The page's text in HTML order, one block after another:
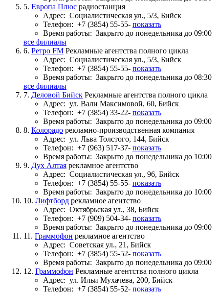
5. Европа Плюс радиостанция
Адрес: Социалистическая ул., 5/3, Бийск
Телефон: +7 (3854) 55-55- показать
Время работы: Закрыто до понедельника до 09:00
все филиалы
6. Ретро FM Рекламные агентства полного цикла
Адрес: Социалистическая ул., 5/3, Бийск
Телефон: +7 (3854) 55-55- показать
Время работы: Закрыто до понедельника до 08:30
все филиалы
7. Деловой Бийск Рекламные агентства полного цикла
Адрес: ул. Вали Максимовой, 60, Бийск
Телефон: +7 (3854) 33-22- показать
Время работы: Закрыто до понедельника до 09:00
8. Колорадо рекламно-производственная компания
Адрес: ул. Льва Толстого, 144, Бийск
Телефон: +7 (963) 517-37- показать
Время работы: Закрыто до понедельника до 10:00
9. Дух Алтая рекламное агентство
Адрес: Социалистическая ул., 96, Бийск
Телефон: +7 (3854) 55-55- показать
Время работы: Закрыто до понедельника до 10:00
10. Лифтборд рекламное агентство
Адрес: Октябрьская ул., 38, Бийск
Телефон: +7 (909) 504-34- показать
Время работы: Закрыто до понедельника до 09:00
11. Граммофон рекламное агентство
Адрес: Советская ул., 21, Бийск
Телефон: +7 (3854) 55-52- показать
Время работы: Закрыто до понедельника до 09:00
12. Граммофон Рекламные агентства полного цикла
Адрес: ул. Ильи Мухачева, 200, Бийск
Телефон: +7 (3854) 55-52- показать